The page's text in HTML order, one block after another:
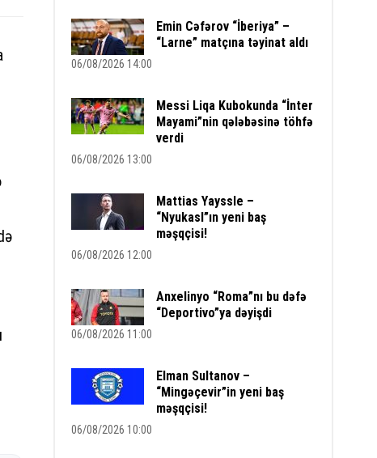
Emin Cəfərov “İberiya” –
“Larne” matçına təyinat aldı
06/08/2026 14:00
Messi Liqa Kubokunda “İnter
Mayami”nin qələbəsinə töhfə
verdi
06/08/2026 13:00
Mattias Yayssle –
“Nyukasl”ın yeni baş
məşqçisi!
06/08/2026 12:00
Anxelinyo “Roma”nı bu dəfə
“Deportivo”ya dəyişdi
06/08/2026 11:00
Elman Sultanov –
“Mingəçevir”in yeni baş
məşqçisi!
06/08/2026 10:00